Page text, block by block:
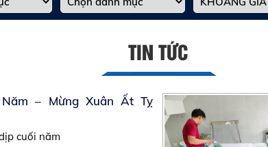
TIN TỨC
– Mừng Xuân Ất Tỵ
cuối năm